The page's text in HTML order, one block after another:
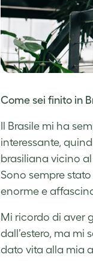
Come sei finito in
Il Brasile mi ha
interessante,
brasiliana vicino
Sono sempre
enorme e
Mi ricordo di aver
dall’estero, ma mi
dato vita alla mia